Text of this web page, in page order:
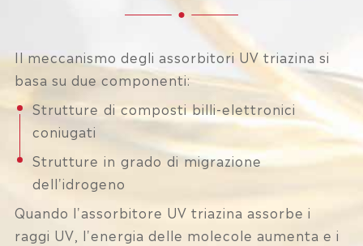
Il meccanismo degli assorbitori UV triazina si
basa su due componenti:
Strutture di composti billi-elettronici
coniugati
Strutture in grado di migrazione
dell'idrogeno
Quando l'assorbitore UV triazina assorbe i
raggi UV, l'energia delle molecole aumenta e i